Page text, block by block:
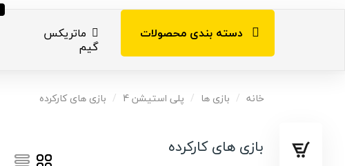
دسته بندی محصولات
کنسول های بازی
ایکس باکس
ماتریکس
گیم
خانه بازی ها پلی استیشن 4 بازی های کارکرده
بازی های کارکرده